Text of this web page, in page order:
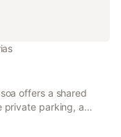
offers a shared
private parking, a
family rooms, this